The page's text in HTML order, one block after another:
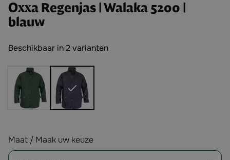
Oxxa Regenjas | Walaka 5200 |
blauw
Beschikbaar in 2 varianten
Opties
Maat / Maak uw keuze